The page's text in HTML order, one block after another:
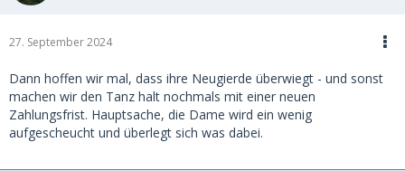
27. September 2024
Dann hoffen wir mal, dass ihre Neugierde überwiegt - und sonst
machen wir den Tanz halt nochmals mit einer neuen
Zahlungsfrist. Hauptsache, die Dame wird ein wenig
aufgescheucht und überlegt sich was dabei.